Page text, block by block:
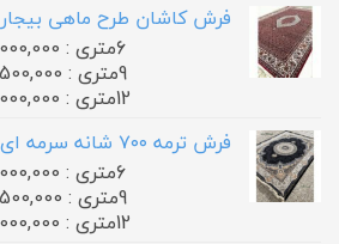
فرش کاشان طرح ماهی بیجار ۷۰۰ شانه روناسی
6متری : 12,000,000 تومان
9متری : 17,500,000 تومان
12متری : 22,000,000 تومان
فرش ترمه ۷۰۰ شانه سرمه ای
6متری : 12,000,000 تومان
9متری : 17,500,000 تومان
12متری : 22,000,000 تومان